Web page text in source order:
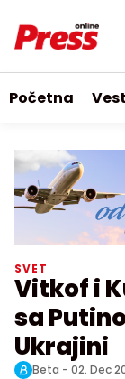
Početna
SVET
Vitkof i
sa
Ukrajini
Beta - 02. Dec